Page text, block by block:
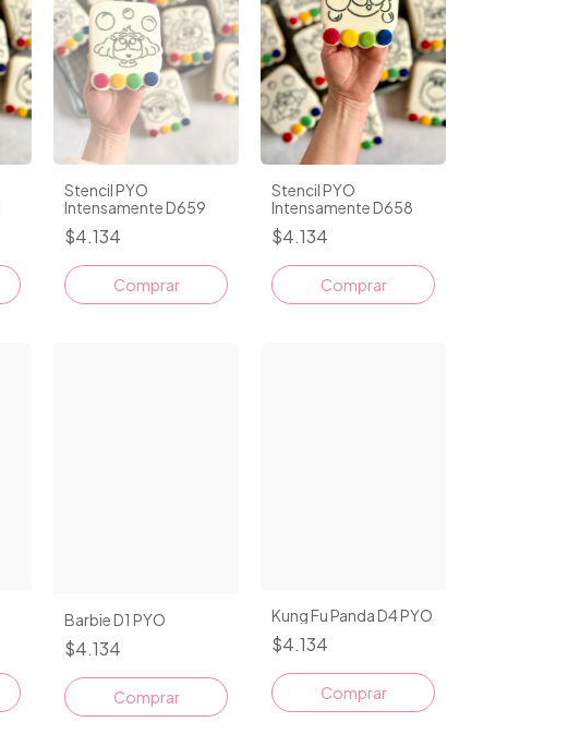
Stencil PYO
Intensamente D659
$4.134
Comprar
Stencil PYO
Intensamente D658
$4.134
Comprar
Barbie D1 PYO
$4.134
Comprar
Kung Fu Panda D4 PYO
$4.134
Comprar